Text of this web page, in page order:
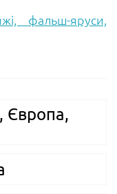
фальш-яруси,
Європа,